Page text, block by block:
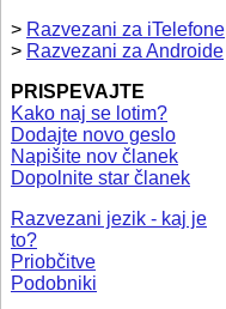
> Razvezani za iTelefone
> Razvezani za Androide
PRISPEVAJTE
Kako naj se lotim?
Dodajte novo geslo
Napišite nov članek
Dopolnite star članek
Razvezani jezik - kaj je
to?
Priobčitve
Podobniki